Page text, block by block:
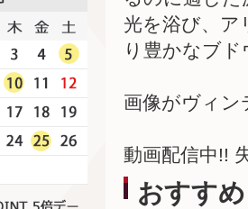
光を浴び、ア
り豊かなブ
画像がヴィン
動画配信中!!
おすすめ